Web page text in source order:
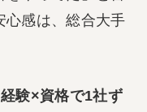
心感は、総合大手
験×資格で1社ず